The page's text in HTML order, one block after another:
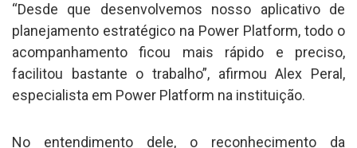
“Desde que desenvolvemos nosso aplicativo de
planejamento estratégico na Power Platform, todo o
acompanhamento ficou mais rápido e preciso,
facilitou bastante o trabalho”, afirmou Alex Peral,
especialista em Power Platform na instituição.
No entendimento dele, o reconhecimento da